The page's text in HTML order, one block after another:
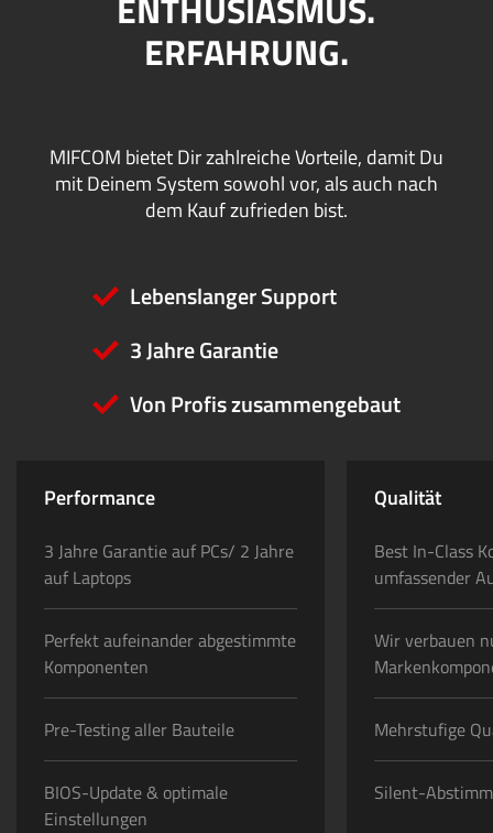
ERFAHRUNG.
MIFCOM bietet Dir zahlreiche Vorteile, damit Du
mit Deinem System sowohl vor, als auch nach
dem Kauf zufrieden bist.
Lebenslanger Support
3 Jahre Garantie
Von Profis zusammengebaut
Performance
3 Jahre Garantie auf PCs/ 2 Jahre
auf Laptops
Perfekt aufeinander abgestimmte
Komponenten
Pre-Testing aller Bauteile
BIOS-Update & optimale
Einstellungen
Qualität
Best In-Class
umfassender
Wir verbauen
Mehrstufige
Silent-